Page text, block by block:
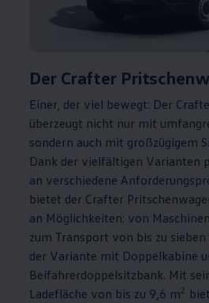
Der Crafter
Einer, der viel bewegt: Der
überzeugt nicht nur mit
sondern auch mit großzügigem
Dank der vielfältigen Varianten
an verschiedene
bietet der Crafter
an Möglichkeiten: von
zum Transport von bis zu
der Variante mit Doppelkabine
Beifahrerdoppelsitzbank. Mit
Ladefläche von bis zu 9,6 m2